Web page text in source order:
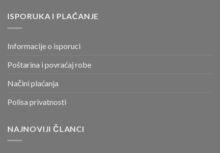
ISPORUKA I PLAĆANJE
Informacije o isporuci
Poštarina i povraćaj robe
Načini plaćanja
Polisa privatnosti
NAJNOVIJI ČLANCI